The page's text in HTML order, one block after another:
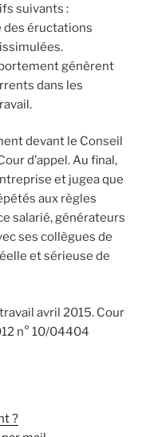
suivants :
des éructations
génèrent
dans les
devant le Conseil
d’appel. Au final,
et jugea que
aux règles
salarié, générateurs
ses collègues de
et sérieuse de
avril 2015. Cour
n° 10/04404
?